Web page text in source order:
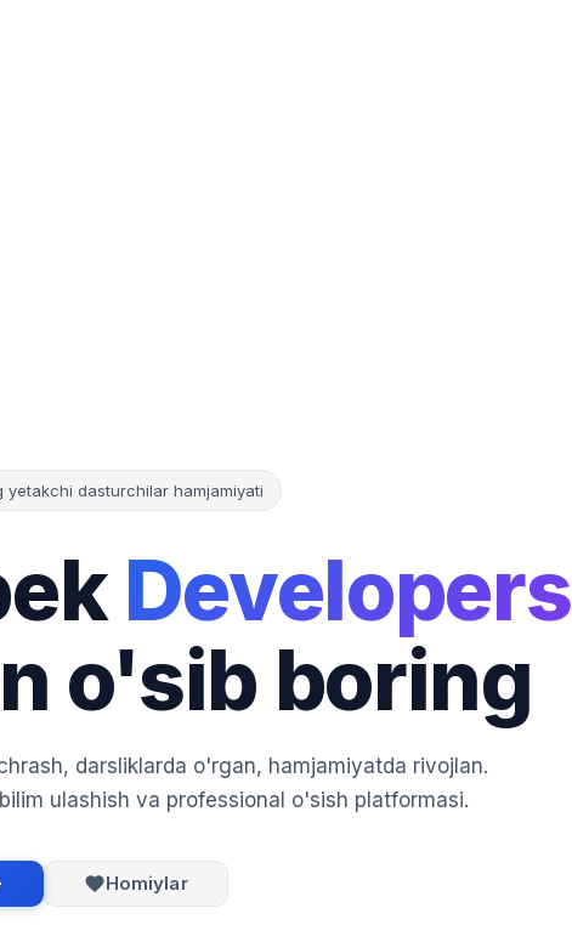
yetakchi dasturchilar hamjamiyati
Developers
o'sib boring
darsliklarda o'rgan, hamjamiyatda rivojlan.
ulashish va professional o'sish platformasi.
Homiylar